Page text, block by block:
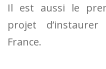
Il est aussi le
projet
France.